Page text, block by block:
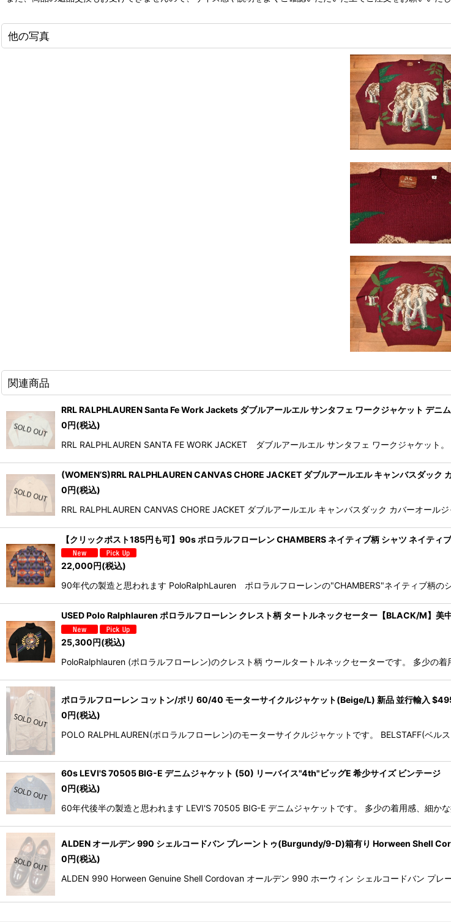
他の写真
関連商品
RRL RALPHLAUREN Santa Fe Work Jackets ダブルアールエル サンタフェ ワークジャケット デ
0円(税込)
RRL RALPHLAUREN SANTA FE WORK JACKET ダブルアールエル サンタフェ ワークジャケット
(WOMEN’S)RRL RALPHLAUREN CANVAS CHORE JACKET ダブルアールエル キャンバスダッ
0円(税込)
RRL RALPHLAUREN CANVAS CHORE JACKET ダブルアールエル キャンバスダック カバーオー
【クリックポスト185円も可】90s ポロラルフローレン CHAMBERS ネイティブ柄 シャツ ネイティ
22,000円(税込)
90年代の製造と思われます PoloRalphLauren ポロラルフローレンの"CHAMBERS"ネイティブ柄
USED Polo Ralphlauren ポロラルフローレン クレスト柄 タートルネックセーター【BLACK/M】美
25,300円(税込)
PoloRalphlauren (ポロラルフローレン)のクレスト柄 ウールタートルネックセーターです。 多少の
ポロラルフローレン コットン/ポリ 60/40 モーターサイクルジャケット(Beige/L) 新品 並行輸入
0円(税込)
POLO RALPHLAUREN(ポロラルフローレン)のモーターサイクルジャケットです。 BELSTAFF(ベ
60s LEVI'S 70505 BIG-E デニムジャケット (50) リーバイス"4th"ビッグE 希少サイズ ビンテージ
0円(税込)
60年代後半の製造と思われます LEVI'S 70505 BIG-E デニムジャケットです。 多少の着用感、細
ALDEN オールデン 990 シェルコードバン プレーントゥ(Burgundy/9-D)箱有り Horween Shell
0円(税込)
ALDEN 990 Horween Genuine Shell Cordovan オールデン 990 ホーウィン シェルコードバン プレ